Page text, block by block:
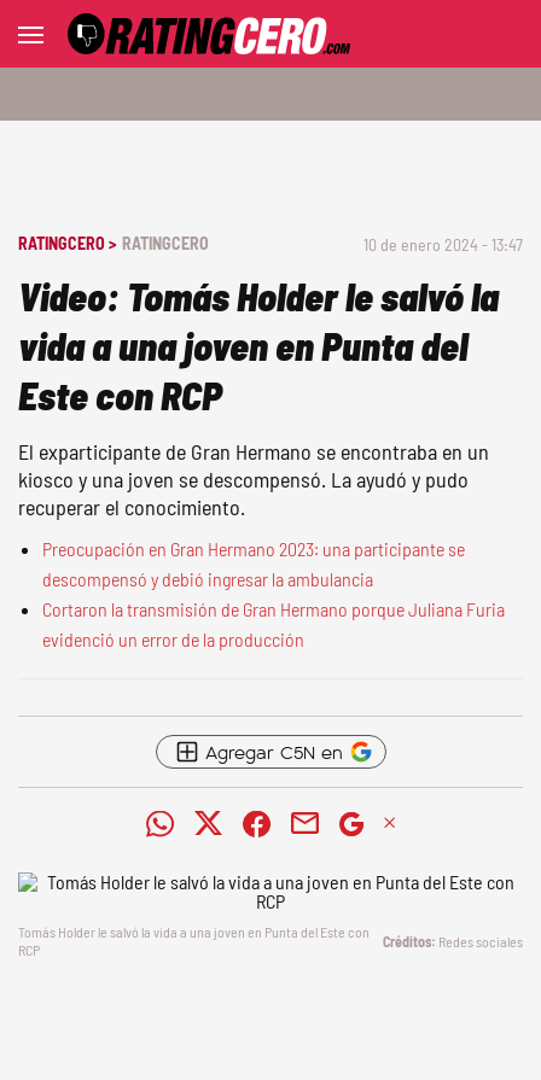
RATINGCERO > RATINGCERO 10 de enero 2024 - 13:47
Video: Tomás Holder le salvó la
vida a una joven en Punta del
Este con RCP
El exparticipante de Gran Hermano se encontraba en un
kiosco y una joven se descompensó. La ayudó y pudo
recuperar el conocimiento.
Preocupación en Gran Hermano 2023: una participante se
descompensó y debió ingresar la ambulancia
Cortaron la transmisión de Gran Hermano porque Juliana Furia
evidenció un error de la producción
Agregar C5N en
Tomás Holder le salvó la vida a una joven en Punta del Este con
RCP
Redes sociales